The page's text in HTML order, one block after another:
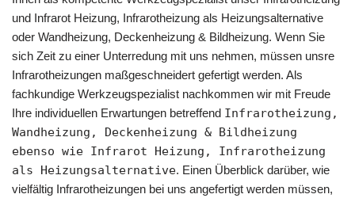
und Infrarot Heizung, Infrarotheizung als Heizungsalternative
oder Wandheizung, Deckenheizung & Bildheizung. Wenn Sie
sich Zeit zu einer Unterredung mit uns nehmen, müssen unsre
Infrarotheizungen maßgeschneidert gefertigt werden. Als
fachkundige Werkzeugspezialist nachkommen wir mit Freude
Ihre individuellen Erwartungen betreffend Infrarotheizung,
Wandheizung, Deckenheizung & Bildheizung
ebenso wie Infrarot Heizung, Infrarotheizung
als Heizungsalternative. Einen Überblick darüber, wie
vielfältig Infrarotheizungen bei uns angefertigt werden müssen,